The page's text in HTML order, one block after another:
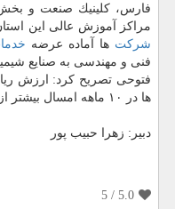
فارس، كلینیك صنعت و
مراكز آموزش عالی این
شركت ها آماده عرضه
فنی و مهندسی به صنایع
فتوحی تصریح كرد: ارزش
ها در ۱۰ ماهه امسال بیشتر از ۱۲ میلیارد ریال بوده است.
دبیر: زهرا حبیب پور
5.0
/ 5